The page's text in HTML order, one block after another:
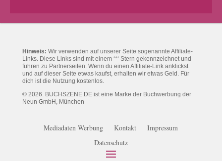
Hinweis: Wir verwenden auf unserer Seite sogenannte Affiliate-
Links. Diese Links sind mit einem ‘*‘ Stern gekennzeichnet und
führen zu Partnerseiten. Wenn du einen Affiliate-Link anklickst
und auf dieser Seite etwas kaufst, erhalten wir etwas Geld. Für
dich ist die Nutzung kostenlos.
© 2026. BUCHSZENE.DE ist eine Marke der Buchwerbung der
Neun GmbH, München
Mediadaten Werbung Kontakt
Impressum
Datenschutz